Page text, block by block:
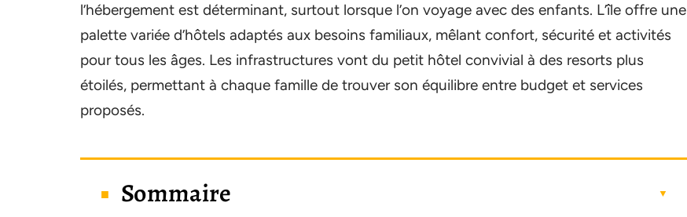
l’hébergement est déterminant, surtout lorsque l’on voyage avec des enfants. L’île offre une
palette variée d’hôtels adaptés aux besoins familiaux, mêlant confort, sécurité et activités
pour tous les âges. Les infrastructures vont du petit hôtel convivial à des resorts plus
étoilés, permettant à chaque famille de trouver son équilibre entre budget et services
proposés.
Sommaire